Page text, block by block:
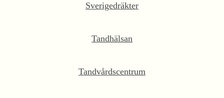
Sverigedräkter
Tandhälsan
Tandvårdscentrum